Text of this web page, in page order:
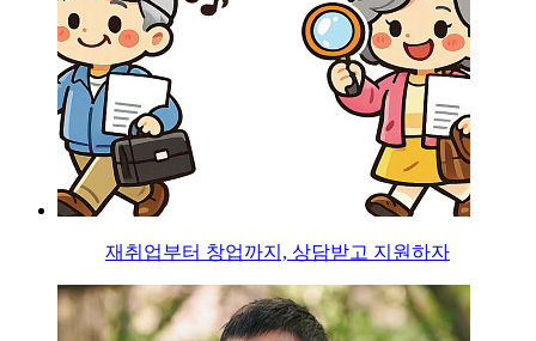
재취업부터 창업까지, 상담받고 지원하자